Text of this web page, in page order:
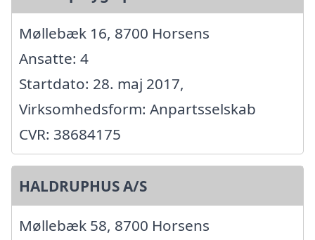
Møllebæk 16, 8700 Horsens
Ansatte: 4
Startdato: 28. maj 2017,
Virksomhedsform: Anpartsselskab
CVR: 38684175
HALDRUPHUS A/S
Møllebæk 58, 8700 Horsens